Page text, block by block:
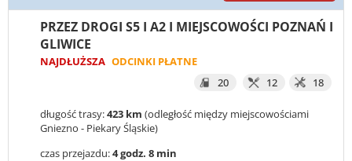
PRZEZ DROGI S5 I A2 I MIEJSCOWOŚCI POZNAŃ I
GLIWICE
NAJDŁUŻSZA ODCINKI PŁATNE
20
12 18
długość trasy:423 km (odległość między miejscowościami
Gniezno - Piekary Śląskie)
czas przejazdu:4 godz. 8 min